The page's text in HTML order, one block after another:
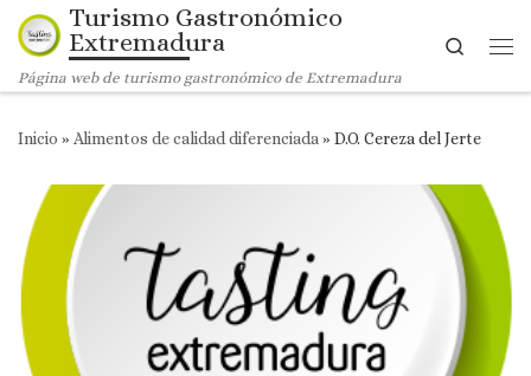
Saltar al contenido
Turismo Gastronómico
Extremadura
Página web de turismo gastronómico de Extremadura
Search
Inicio » Alimentos de calidad diferenciada » D.O. Cereza del Jerte